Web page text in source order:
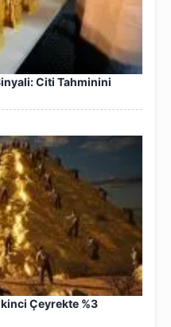
Citi Tahminini
Çeyrekte %3